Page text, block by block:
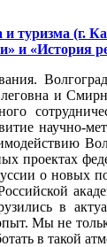
и туризма (г.
и «История
и
проектах
о новых
в
Мы не
в такой